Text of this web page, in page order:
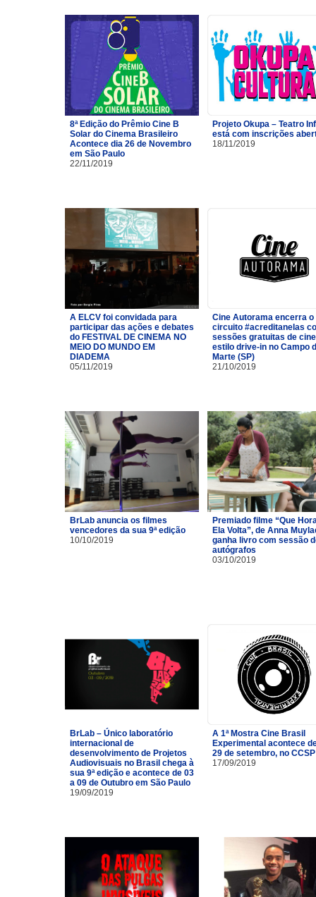
8ª Edição do Prêmio Cine B
Solar do Cinema Brasileiro
Acontece dia 26 de Novembro
em São Paulo
22/11/2019
Projeto Okupa – Teatro
está com inscrições
18/11/2019
A ELCV foi convidada para
participar das ações e debates
do FESTIVAL DE CINEMA NO
MEIO DO MUNDO EM
DIADEMA
05/11/2019
Cine Autorama encerra o
circuito #acreditanelas
sessões gratuitas de
estilo drive-in no Campo
Marte (SP)
21/10/2019
BrLab anuncia os filmes
vencedores da sua 9ª edição
10/10/2019
Premiado filme “Que
Ela Volta”, de Anna
ganha livro com sessão
autógrafos
03/10/2019
BrLab – Único laboratório
internacional de
desenvolvimento de Projetos
Audiovisuais no Brasil chega à
sua 9ª edição e acontece de 03
a 09 de Outubro em São Paulo
19/09/2019
A 1ª Mostra Cine Brasil
Experimental acontece
29 de setembro, no CCSP
17/09/2019